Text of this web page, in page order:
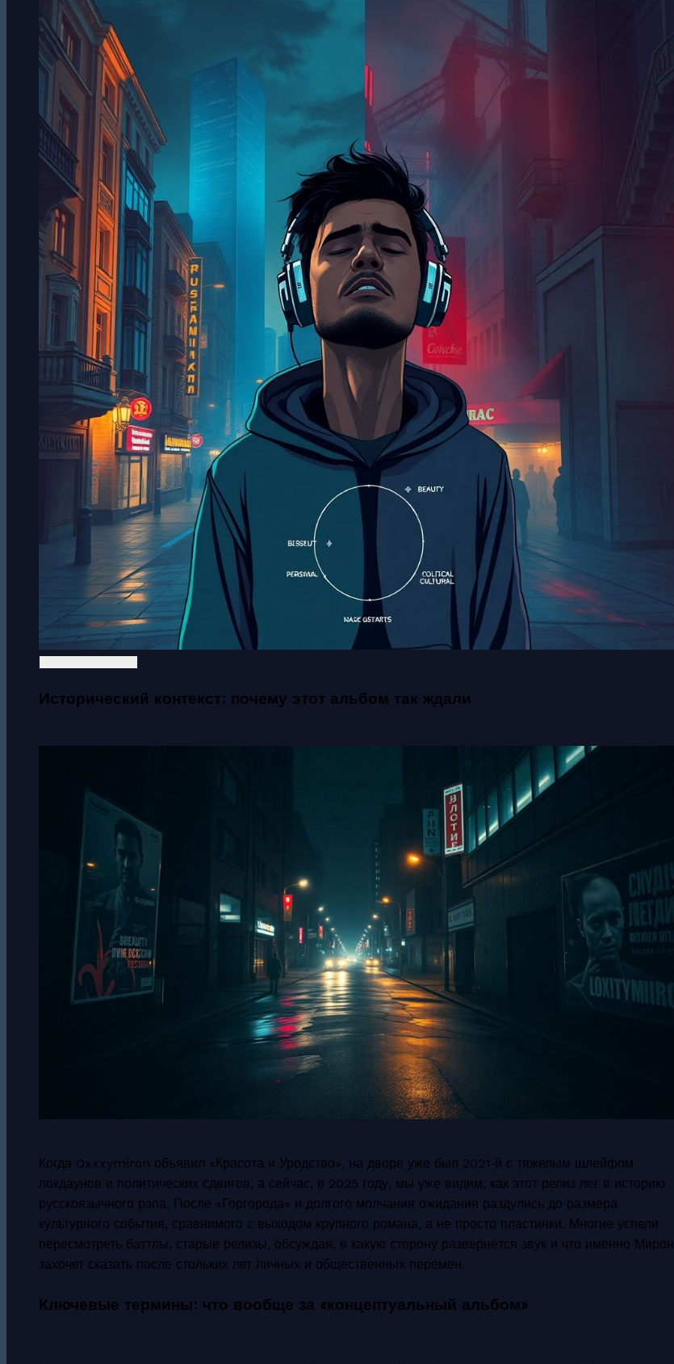
Исторический контекст: почему этот альбом так ждали
Когда Oxxxymiron объявил «Красота и Уродство», на дворе уже был 2021‑й с тяжелым шлейфом
локдаунов и политических сдвигов, а сейчас, в 2025 году, мы уже видим, как этот релиз лег в историю
русскоязычного рэпа. После «Горгорода» и долгого молчания ожидания раздулись до размера
культурного события, сравнимого с выходом крупного романа, а не просто пластинки. Многие успели
пересмотреть баттлы, старые релизы, обсуждая, в какую сторону развернётся звук и что именно Мирон
захочет сказать после стольких лет личных и общественных перемен.
Ключевые термины: что вообще за «концептуальный альбом»